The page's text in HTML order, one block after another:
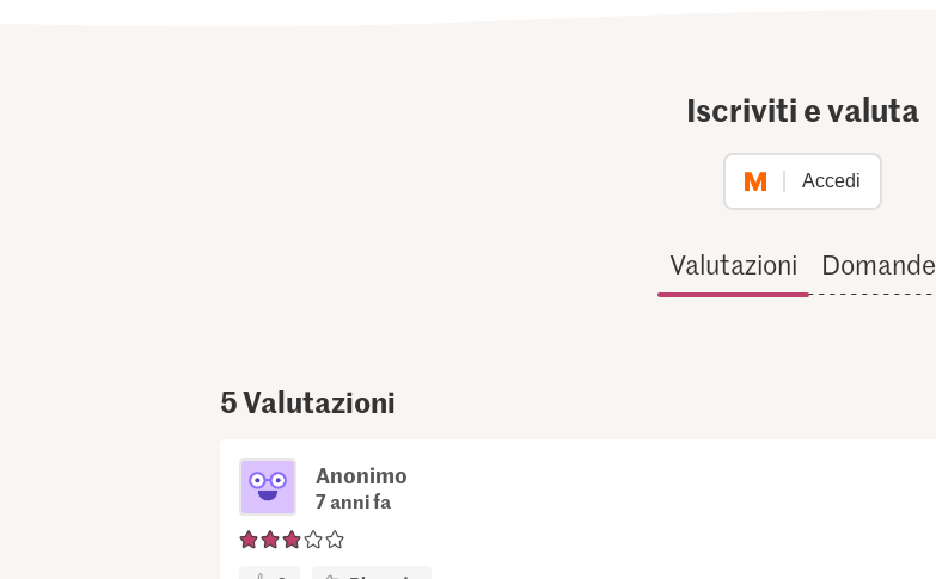
Iscriviti e valuta
Accedi
Valutazioni Domande
5Valutazioni
Anonimo
7 anni fa